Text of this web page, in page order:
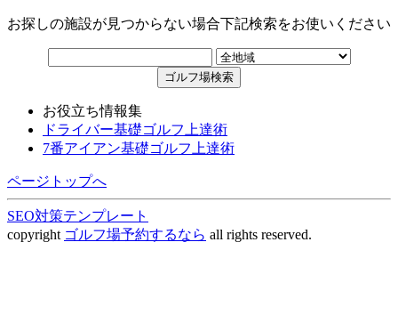
お探しの施設が見つからない場合下記検索をお使いください
お役立ち情報集
ドライバー基礎ゴルフ上達術
7番アイアン基礎ゴルフ上達術
ページトップへ
SEO対策テンプレート
copyright ゴルフ場予約するなら all rights reserved.